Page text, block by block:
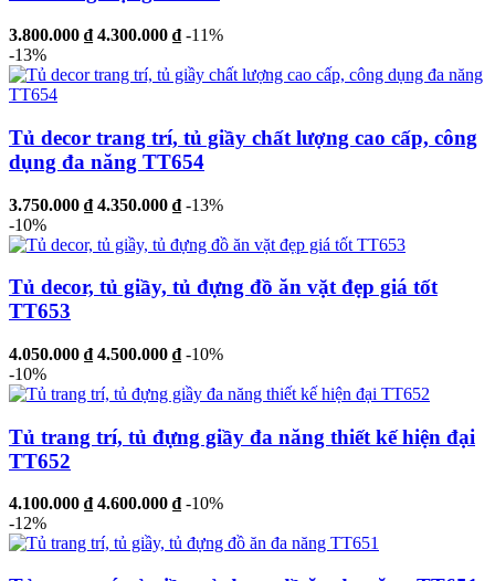
3.800.000 ₫ 4.300.000 ₫ -11%
-13%
Tủ decor trang trí, tủ giầy chất lượng cao cấp, công
dụng đa năng TT654
3.750.000 ₫ 4.350.000 ₫ -13%
-10%
Tủ decor, tủ giầy, tủ đựng đồ ăn vặt đẹp giá tốt
TT653
4.050.000 ₫ 4.500.000 ₫ -10%
-10%
Tủ trang trí, tủ đựng giầy đa năng thiết kế hiện đại
TT652
4.100.000 ₫ 4.600.000 ₫ -10%
-12%